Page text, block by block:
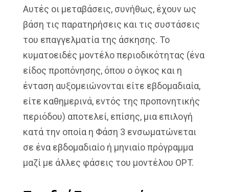
Αυτές οι μεταβάσεις, συνήθως, έχουν ως
βάση τις παρατηρήσεις και τις συστάσεις
του επαγγελματία της άσκησης. Το
κυματοειδές μοντέλο περιοδικότητας (ένα
είδος προπόνησης, όπου ο όγκος και η
ένταση αυξομειώνονται είτε εβδομαδιαία,
είτε καθημερινά, εντός της προπονητικής
περιόδου) αποτελεί, επίσης, μια επιλογή
κατά την οποία η Φάση 3 ενσωματώνεται
σε ένα εβδομαδιαίο ή μηνιαίο πρόγραμμα
μαζί με άλλες φάσεις του μοντέλου OPT.